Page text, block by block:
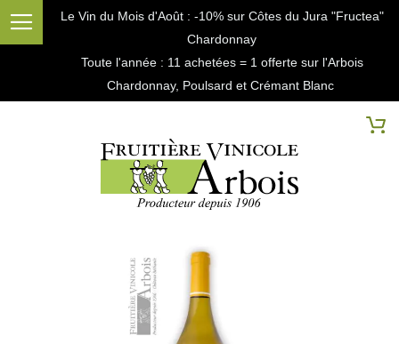
Le Vin du Mois d'Août : -10% sur Côtes du Jura "Fructea"
Chardonnay
Toute l'année : 11 achetées = 1 offerte sur l'Arbois
Chardonnay, Poulsard et Crémant Blanc